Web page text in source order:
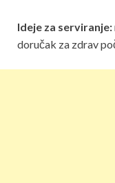
Ideje za serviranje:
doručak za zdrav